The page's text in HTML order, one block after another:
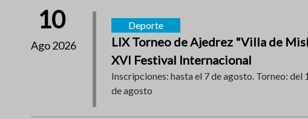
10
Ago 2026
Deporte
LIX Torneo de Ajedrez "Villa de
XVI Festival Internacional
Inscripciones: hasta el 7 de agosto. Torneo: del
de agosto